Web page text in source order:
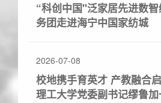
“科创中国"泛家居先进数
务团走进海宁中国家纺城
2026-07-08
校地携手育英才 产教融
理工大学党委副书记缪鲁